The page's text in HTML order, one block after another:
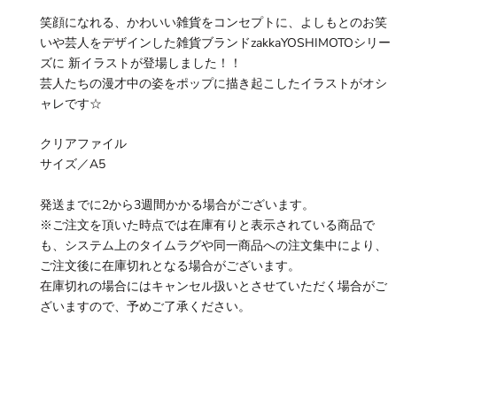
笑顔になれる、かわいい雑貨をコンセプトに、よしもとのお笑
いや芸人をデザインした雑貨ブランドzakkaYOSHIMOTOシリー
ズに 新イラストが登場しました！！
芸人たちの漫才中の姿をポップに描き起こしたイラストがオシ
ャレです☆
クリアファイル
サイズ／A5
発送までに2から3週間かかる場合がございます。
※ご注文を頂いた時点では在庫有りと表示されている商品で
も、システム上のタイムラグや同一商品への注文集中により、
ご注文後に在庫切れとなる場合がございます。
在庫切れの場合にはキャンセル扱いとさせていただく場合がご
ざいますので、予めご了承ください。